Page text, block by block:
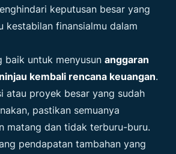
keputusan besar yang
kestabilan finansialmu dalam
baik untuk menyusunanggaran
kembali rencana keuangan.
atau proyek besar yang sudah
pastikan semuanya
matang dan tidak terburu-buru.
pendapatan tambahan yang